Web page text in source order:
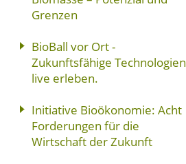
Grenzen
BioBall vor Ort -
Zukunftsfähige Technologien
live erleben.
Initiative Bioökonomie: Acht
Forderungen für die
Wirtschaft der Zukunft